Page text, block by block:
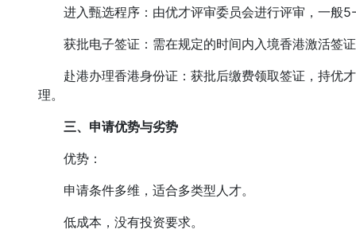
进入甄选程序：由优才评审委员会进行评审，一般
获批电子签证：需在规定的时间内入境香港激活签
赴港办理香港身份证：获批后缴费领取签证，持优
理。
三、申请优势与劣势
优势：
申请条件多维，适合多类型人才。
低成本，没有投资要求。